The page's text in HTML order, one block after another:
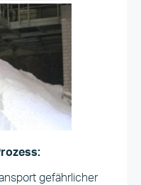
gefährlicher